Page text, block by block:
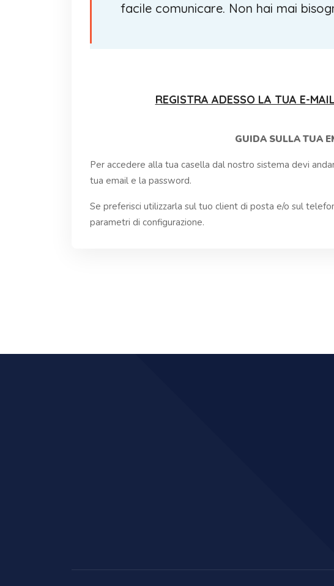
facile comunicare. Non hai mai
REGISTRA ADESSO LA TUA E-
GUIDA SULLA TUA
Per accedere alla tua casella dal nostro sistema devi
tua email e la password.
Se preferisci utilizzarla sul tuo client di posta e/o sul
parametri di configurazione.